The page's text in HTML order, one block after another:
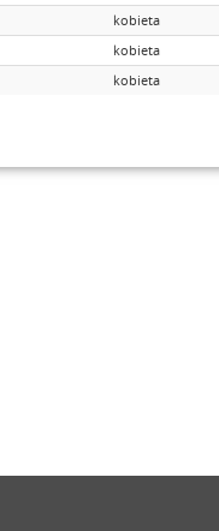
kobieta
kobieta
kobieta